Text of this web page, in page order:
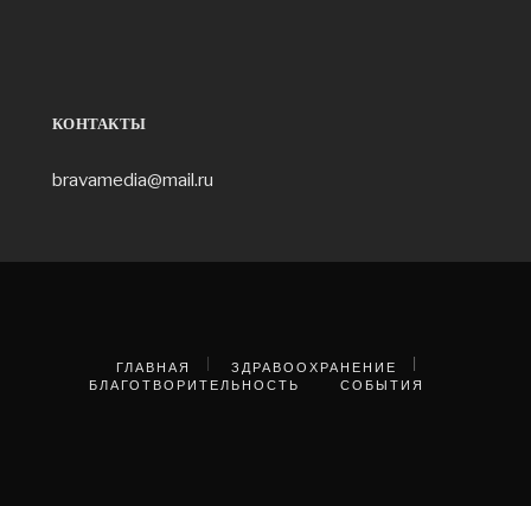
КОНТАКТЫ
bravamedia@mail.ru
ГЛАВНАЯ
ЗДРАВООХРАНЕНИЕ
БЛАГОТВОРИТЕЛЬНОСТЬ
СОБЫТИЯ